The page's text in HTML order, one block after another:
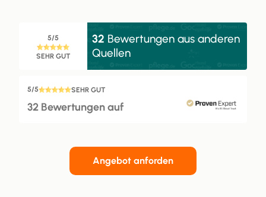
5/5
SEHR GUT
32 Bewertungen aus anderen
Quellen
5/5 SEHR GUT
32 Bewertungen auf
Angebot anforden